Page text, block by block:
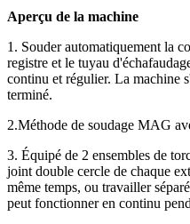
Aperçu de la machine
1. Souder automatiquement la
registre et le tuyau
continu et régulier. La machine
terminé.
2.Méthode de soudage MAG
3. Équipé de 2 ensembles de
joint double cercle de chaque
même temps, ou travailler
peut fonctionner en continu